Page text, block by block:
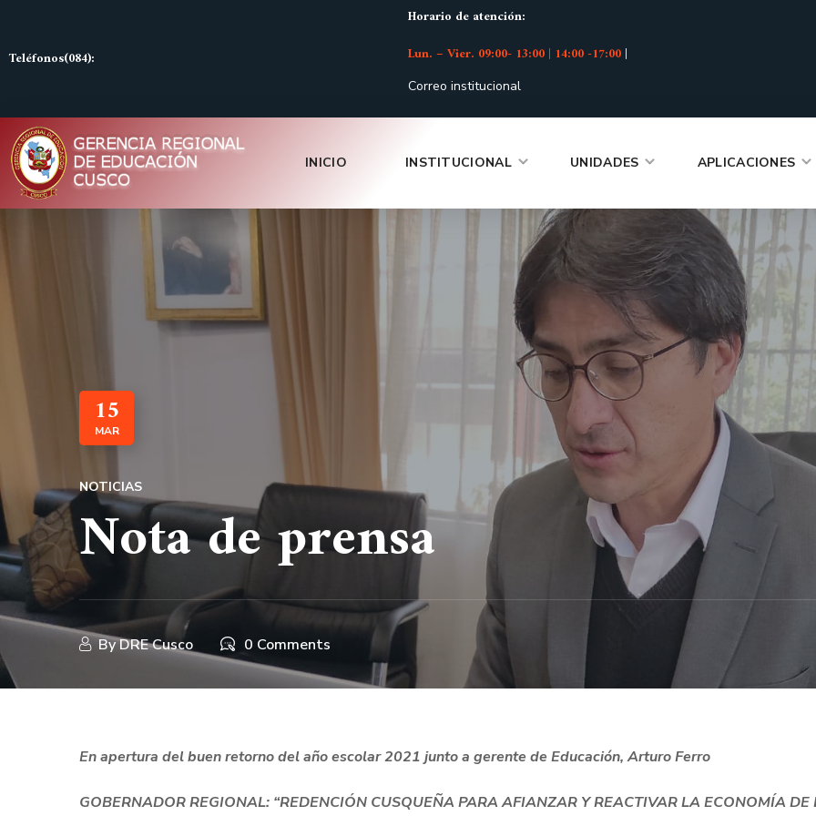
Teléfonos(084):
Horario de atención:
Lun. – Vier. 09:00- 13:00 | 14:00 -17:00|
Correo institucional
INICIO INSTITUCIONAL UNIDADES APLICACIONES
15
MAR
NOTICIAS
Nota de prensa
ByDRE Cusco 0 Comments
En apertura del buen retorno del año escolar 2021 junto a gerente de Educación, Arturo Ferro
GOBERNADOR REGIONAL: “REDENCIÓN CUSQUEÑA PARA AFIANZAR Y REACTIVAR LA ECONOMÍA DE